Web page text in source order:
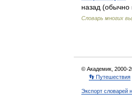
назад (обычно
Словарь многих
© Академик, 2000-
👣 Путешествия
Экспорт словарей